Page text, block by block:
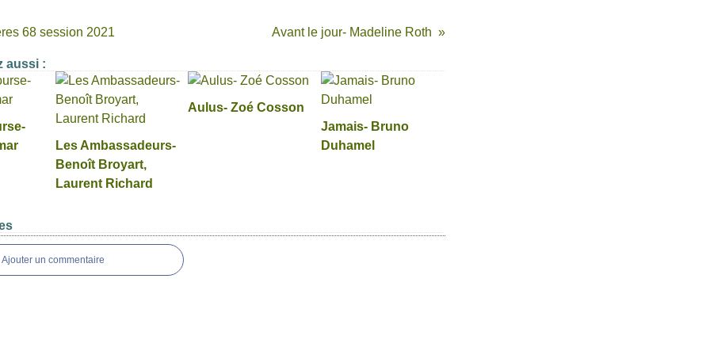
68 session 2021 Avant le jour- Madeline Roth
aussi :
Les Ambassadeurs-
Benoît Broyart,
Laurent Richard
Aulus- Zoé Cosson
Jamais- Bruno
Duhamel
Ajouter un commentaire